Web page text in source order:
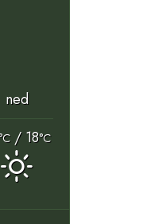
ned
/ 18°C